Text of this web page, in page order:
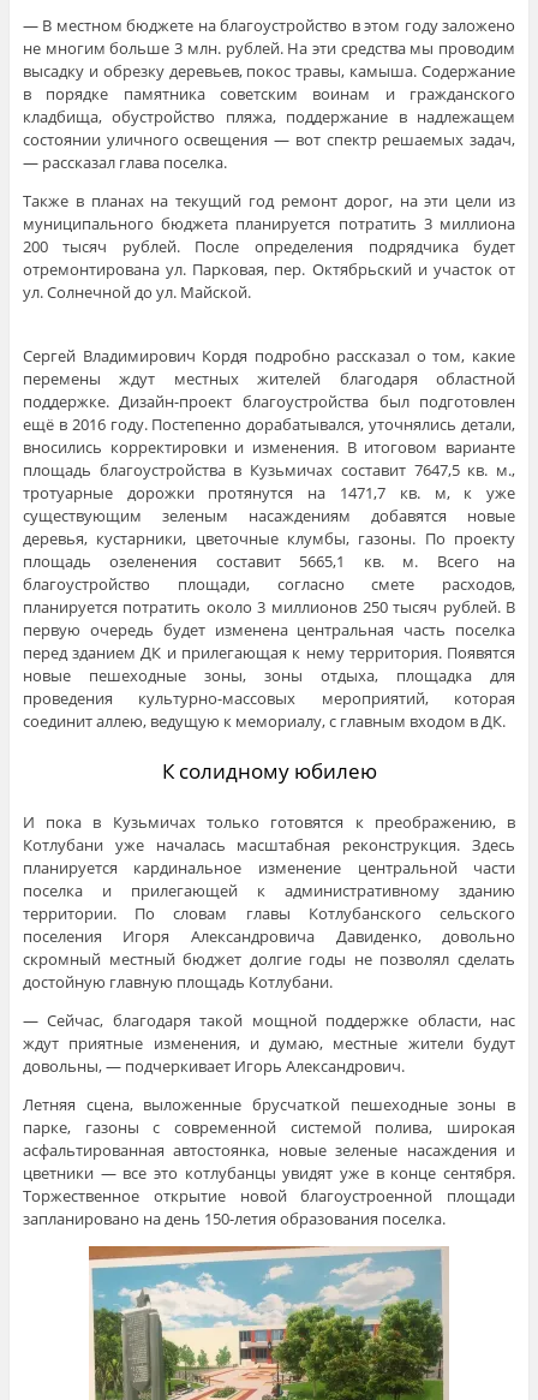
— В местном бюджете на благоустройство в этом году заложено
не многим больше 3 млн. рублей. На эти средства мы проводим
высадку и обрезку деревьев, покос травы, камыша. Содержание
в порядке памятника советским воинам и гражданского
кладбища, обустройство пляжа, поддержание в надлежащем
состоянии уличного освещения — вот спектр решаемых задач,
— рассказал глава поселка.
Также в планах на текущий год ремонт дорог, на эти цели из
муниципального бюджета планируется потратить 3 миллиона
200 тысяч рублей. После определения подрядчика будет
отремонтирована ул. Парковая, пер. Октябрьский и участок от
ул. Солнечной до ул. Майской.
Сергей Владимирович Кордя подробно рассказал о том, какие
перемены ждут местных жителей благодаря областной
поддержке. Дизайн-проект благоустройства был подготовлен
ещё в 2016 году. Постепенно дорабатывался, уточнялись детали,
вносились корректировки и изменения. В итоговом варианте
площадь благоустройства в Кузьмичах составит 7647,5 кв. м.,
тротуарные дорожки протянутся на 1471,7 кв. м, к уже
существующим зеленым насаждениям добавятся новые
деревья, кустарники, цветочные клумбы, газоны. По проекту
площадь озеленения составит 5665,1 кв. м. Всего на
благоустройство площади, согласно смете расходов,
планируется потратить около 3 миллионов 250 тысяч рублей. В
первую очередь будет изменена центральная часть поселка
перед зданием ДК и прилегающая к нему территория. Появятся
новые пешеходные зоны, зоны отдыха, площадка для
проведения культурно-массовых мероприятий, которая
соединит аллею, ведущую к мемориалу, с главным входом в ДК.
К солидному юбилею
И пока в Кузьмичах только готовятся к преображению, в
Котлубани уже началась масштабная реконструкция. Здесь
планируется кардинальное изменение центральной части
поселка и прилегающей к административному зданию
территории. По словам главы Котлубанского сельского
поселения Игоря Александровича Давиденко, довольно
скромный местный бюджет долгие годы не позволял сделать
достойную главную площадь Котлубани.
— Сейчас, благодаря такой мощной поддержке области, нас
ждут приятные изменения, и думаю, местные жители будут
довольны, — подчеркивает Игорь Александрович.
Летняя сцена, выложенные брусчаткой пешеходные зоны в
парке, газоны с современной системой полива, широкая
асфальтированная автостоянка, новые зеленые насаждения и
цветники — все это котлубанцы увидят уже в конце сентября.
Торжественное открытие новой благоустроенной площади
запланировано на день 150-летия образования поселка.